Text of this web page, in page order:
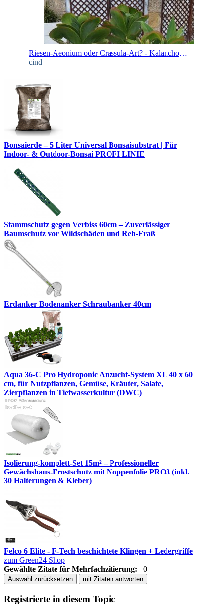
Riesen-Aeonium oder Crassula-Art? - Kalanchoe thyrsiflora
cind
Bonsaierde – 5 Liter Universal Bonsaisubstrat | Für
Indoor- & Outdoor-Bonsai PROFI LINIE
Stammschutz gegen Verbiss 60cm – Zuverlässiger
Baumschutz vor Wildschäden und Reh-Fraß
Erdanker Bodenanker Schraubanker 40cm
Aqua 36-C Pro Hydroponic Anzucht-System XL 40 x 60
cm, für Nutzpflanzen, Gemüse, Kräuter, Salate,
Zierpflanzen in Tiefwasserkultur (DWC)
Isolierung-komplett-Set 15m² – Professioneller
Gewächshaus-Frostschutz mit Noppenfolie PRO3 (inkl.
30 Halterungen & Kleber)
Felco 6 Elite - F-Tech beschichtete Klingen + Ledergriffe
zum Green24 Shop
Gewählte Zitate für Mehrfachzitierung:
0
Auswahl zurücksetzen mit Zitaten antworten
Registrierte in diesem Topic